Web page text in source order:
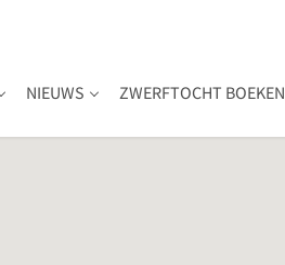
NIEUWS ZWERFTOCHT BOEKEN